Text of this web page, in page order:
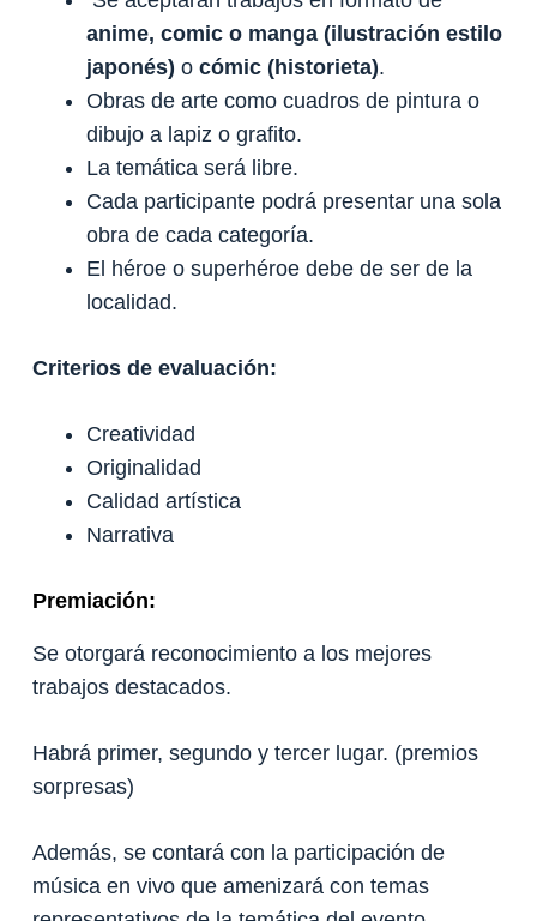
anime, comic o manga (ilustración estilo
japonés) o cómic (historieta).
Obras de arte como cuadros de pintura o
dibujo a lapiz o grafito.
La temática será libre.
Cada participante podrá presentar una sola
obra de cada categoría.
El héroe o superhéroe debe de ser de la
localidad.
Criterios de evaluación:
Creatividad
Originalidad
Calidad artística
Narrativa
Premiación:
Se otorgará reconocimiento a los mejores
trabajos destacados.
Habrá primer, segundo y tercer lugar. (premios
sorpresas)
Además, se contará con la participación de
música en vivo que amenizará con temas